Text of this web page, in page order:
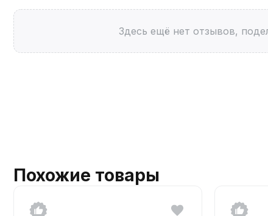
Здесь ещё нет отзывов,
Похожие товары